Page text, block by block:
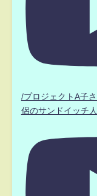
/プロジェクトA子
侶のサンドイッチ